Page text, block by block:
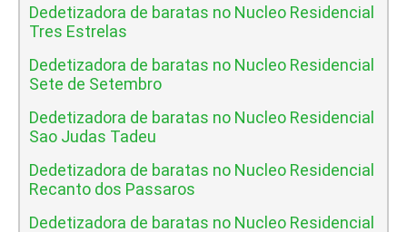
Dedetizadora de baratas no Nucleo Residencial
Tres Estrelas
Dedetizadora de baratas no Nucleo Residencial
Sete de Setembro
Dedetizadora de baratas no Nucleo Residencial
Sao Judas Tadeu
Dedetizadora de baratas no Nucleo Residencial
Recanto dos Passaros
Dedetizadora de baratas no Nucleo Residencial